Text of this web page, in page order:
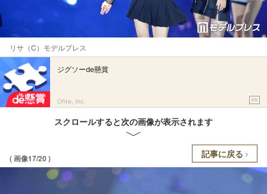
リサ（C）モデルプレス
ジグソーde懸賞
Ohte, Inc. PR
スクロールすると次の画像が表示されます
( 画像17/20 ) 記事に戻る